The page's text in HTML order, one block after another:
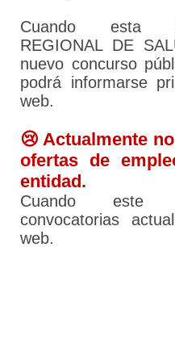
Cuando esta
REGIONAL DE
nuevo concurso
podrá informarse
web.
😢 Actualmente
ofertas de
entidad.
Cuando este
convocatorias
web.